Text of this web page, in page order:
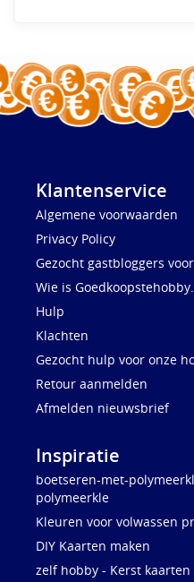
Klantenservice
Algemene voorwaarden
Privacy Policy
Gezocht gastbloggers
Wie is
Hulp
Klachten
Gezocht hulp voor onze
Retour aanmelden
Afmelden nieuwsbrief
Inspiratie
boetseren-met-
polymeerkle
Kleuren voor volwassen
DIY Kaarten maken
zelf hobby - Kerst